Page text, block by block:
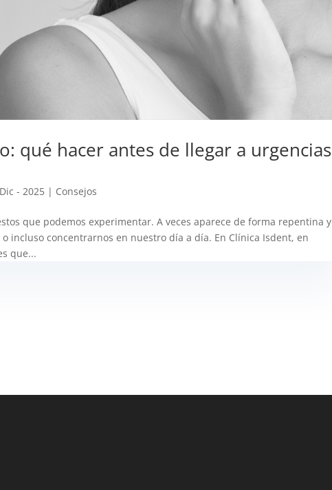
qué hacer antes de llegar a urgencias
- 2025 | Consejos
que podemos experimentar. A veces aparece de forma repentina y
incluso concentrarnos en nuestro día a día. En Clínica Isdent, en
que...